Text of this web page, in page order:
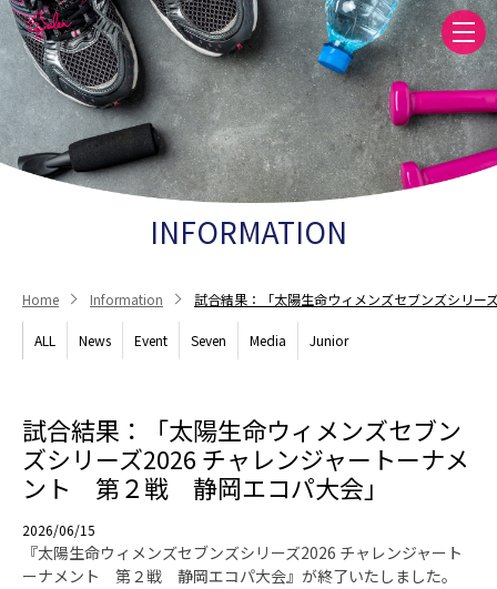
INFORMATION
Home Information 試合結果：「太陽生命ウィメンズセブンズシリ
ALL News Event Seven Media Junior
試合結果：「太陽生命ウィメンズセブン
ズシリーズ2026 チャレンジャートーナメ
ント 第２戦 静岡エコパ大会」
2026/06/15
『太陽生命ウィメンズセブンズシリーズ2026 チャレンジャート
ーナメント 第２戦 静岡エコパ大会』が終了いたしました。